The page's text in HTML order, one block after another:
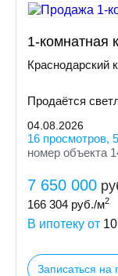
1-комнатная
Краснодарский
Продаётся
04.08.2026
16 просмотров,
номер объекта
7 650 000
166 304 руб./м2
В ипотеку от
Записаться на